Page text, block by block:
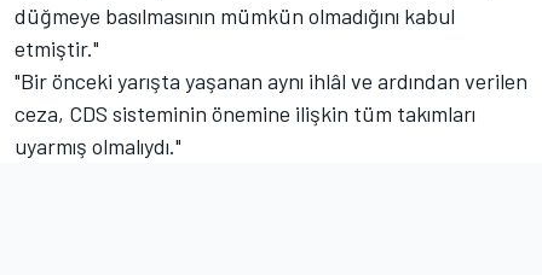
düğmeye basılmasının mümkün olmadığını kabul
etmiştir."
"Bir önceki yarışta yaşanan aynı ihlâl ve ardından verilen
ceza, CDS sisteminin önemine ilişkin tüm takımları
uyarmış olmalıydı."